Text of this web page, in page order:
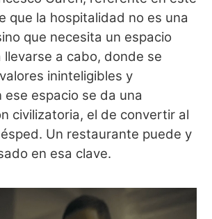
que la hospitalidad no es una
que necesita un espacio
a cabo, donde se
ininteligibles y
ese espacio se da una
civilizatoria, el de convertir al
Un restaurante puede y
en esa clave.